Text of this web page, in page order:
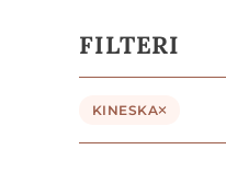
FILTERI
KINESKA